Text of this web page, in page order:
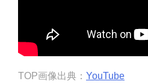
TOP画像出典： YouTube